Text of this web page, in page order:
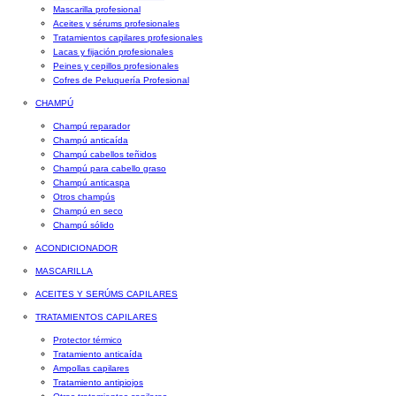
Mascarilla profesional
Aceites y sérums profesionales
Tratamientos capilares profesionales
Lacas y fijación profesionales
Peines y cepillos profesionales
Cofres de Peluquería Profesional
CHAMPÚ
Champú reparador
Champú anticaída
Champú cabellos teñidos
Champú para cabello graso
Champú anticaspa
Otros champús
Champú en seco
Champú sólido
ACONDICIONADOR
MASCARILLA
ACEITES Y SERÚMS CAPILARES
TRATAMIENTOS CAPILARES
Protector térmico
Tratamiento anticaída
Ampollas capilares
Tratamiento antipiojos